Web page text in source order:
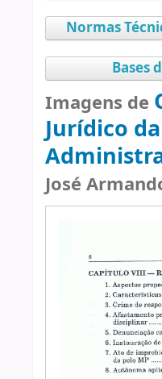
Normas
Bases
Imagens de
Jurídico
José